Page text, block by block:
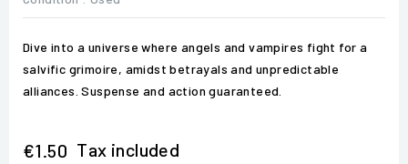
Dive into a universe where angels and vampires fight for a
salvific grimoire, amidst betrayals and unpredictable
alliances. Suspense and action guaranteed.
€1.50 Tax included